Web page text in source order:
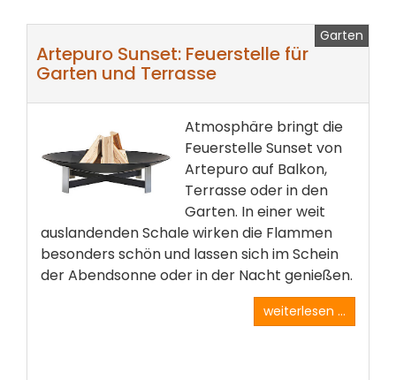
Garten
Artepuro Sunset: Feuerstelle für
Garten und Terrasse
Atmosphäre bringt die
Feuerstelle Sunset von
Artepuro auf Balkon,
Terrasse oder in den
Garten. In einer weit
auslandenden Schale wirken die Flammen
besonders schön und lassen sich im Schein
der Abendsonne oder in der Nacht genießen.
weiterlesen ...